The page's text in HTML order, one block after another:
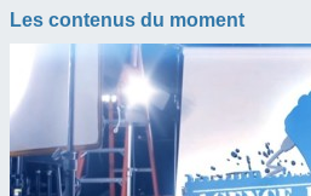
Les contenus du moment